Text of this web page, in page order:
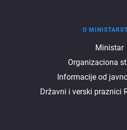
ministarstvu
O
Ministar
Organizaciona
Informacije od
Državni i verski praznici